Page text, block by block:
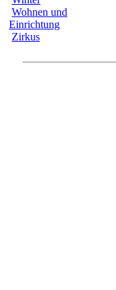
Wohnen und
Einrichtung
Zirkus